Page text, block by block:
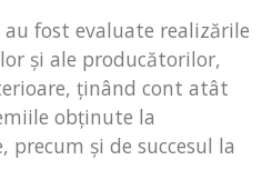
fost evaluate realizările
și ale producătorilor,
ținând cont atât
obținute la
și de succesul la